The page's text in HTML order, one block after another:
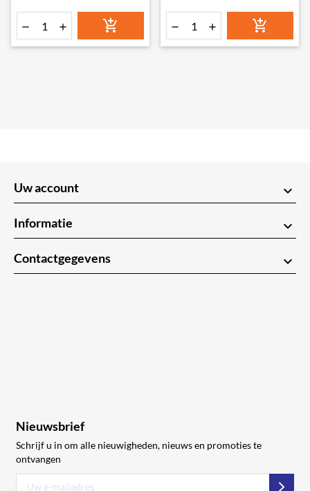
     
Uw account keyboard_arrow_down
Informatie keyboard_arrow_down
Contactgegevens keyboard_arrow_down
Nieuwsbrief
Schrijf u in om alle nieuwigheden, nieuws en promoties te
ontvangen